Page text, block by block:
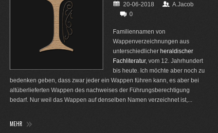
20-06-2018
A.Jacob
0
Familiennamen von
Wappenverzeichnungen aus
unterschiedlicher heraldischer
Fachliteratur, vom 12. Jahrhundert
bis heute. Ich möchte aber noch zu
bedenken geben, dass zwar jeder ein Wappen führen kann, es aber bei
altüberlieferten Wappen des nachweises der Führungsberechtigung
bedarf. Nur weil das Wappen auf denselben Namen verzeichnet ist,...
MEHR